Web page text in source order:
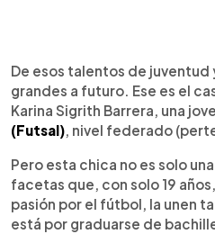
Escuchar artículo
De esos talentos de
grandes a futuro. Ese es el
Karina Sigrith Barrera, una
(Futsal), nivel federado
Pero esta chica no es solo
facetas que, con solo 19
pasión por el fútbol, la unen
está por graduarse de